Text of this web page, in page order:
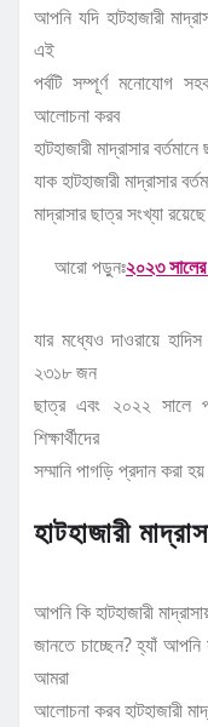
আপনি যদি হাটহাজারী
এই
পর্বটি সম্পূর্ণ মনোযোগ
আলোচনা করব
হাটহাজারী মাদ্রাসার
যাক হাটহাজারী মাদ্রাসার
মাদ্রাসার ছাত্র সংখ্যা
আরো পড়ুনঃ২০২৩ সালের
যার মধ্যেও দাওরায়ে
২৩১৮ জন
ছাত্র এবং ২০২২ সালে
শিক্ষার্থীদের
সম্মানি পাগড়ি প্রদান করা
হাটহাজারী
আপনি কি হাটহাজারী
জানতে চাচ্ছেন? হ্যাঁ
আমরা
আলোচনা করব হাটহাজারী